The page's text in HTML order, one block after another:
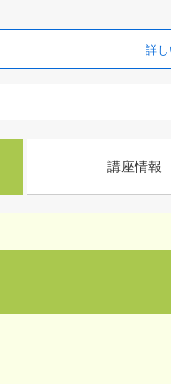
詳
講座情報